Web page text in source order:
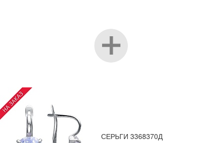
СЕРЬГИ 3368370Д